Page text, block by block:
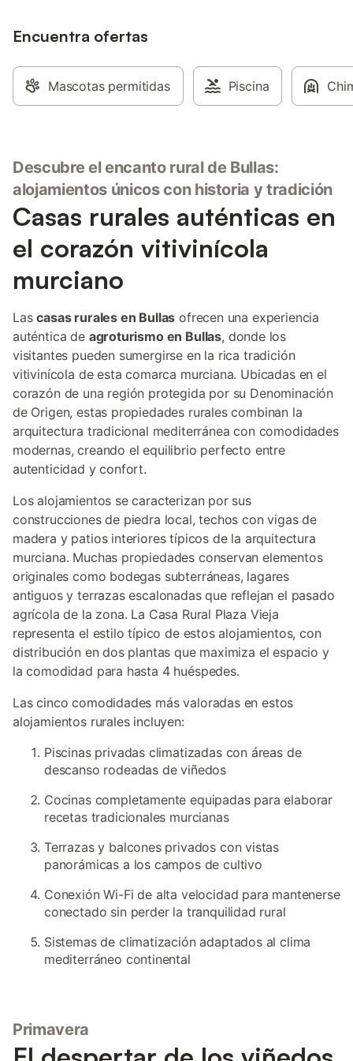
celebrar eventos.
Encuentra ofertas
Mascotas permitidas Piscina
Descubre el encanto rural de Bullas:
alojamientos únicos con historia y tradición
Casas rurales auténticas en
el corazón vitivinícola
murciano
Lascasas rurales en Bullas ofrecen una experiencia
auténtica de agroturismo en Bullas, donde los
visitantes pueden sumergirse en la rica tradición
vitivinícola de esta comarca murciana. Ubicadas en el
corazón de una región protegida por su Denominación
de Origen, estas propiedades rurales combinan la
arquitectura tradicional mediterránea con comodidades
modernas, creando el equilibrio perfecto entre
autenticidad y confort.
Los alojamientos se caracterizan por sus
construcciones de piedra local, techos con vigas de
madera y patios interiores típicos de la arquitectura
murciana. Muchas propiedades conservan elementos
originales como bodegas subterráneas, lagares
antiguos y terrazas escalonadas que reflejan el pasado
agrícola de la zona. La Casa Rural Plaza Vieja
representa el estilo típico de estos alojamientos, con
distribución en dos plantas que maximiza el espacio y
la comodidad para hasta 4 huéspedes.
Las cinco comodidades más valoradas en estos
alojamientos rurales incluyen:
Piscinas privadas climatizadas con áreas de
descanso rodeadas de viñedos
Cocinas completamente equipadas para elaborar
recetas tradicionales murcianas
Terrazas y balcones privados con vistas
panorámicas a los campos de cultivo
Conexión Wi-Fi de alta velocidad para mantenerse
conectado sin perder la tranquilidad rural
Sistemas de climatización adaptados al clima
mediterráneo continental
Primavera